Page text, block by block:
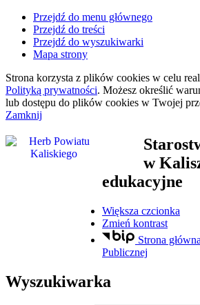
Przejdź do menu głównego
Przejdź do treści
Przejdź do wyszukiwarki
Mapa strony
Strona korzysta z plików cookies w celu
Polityką prywatności. Możesz określić
lub dostępu do plików cookies w Twojej
Zamknij
w
edukacyjne
Większa czcionka
Zmień kontrast
Strona
Publicznej
Wyszukiwarka